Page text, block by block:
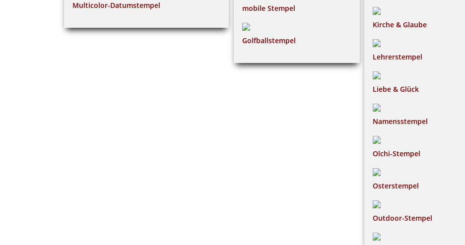
Multicolor-Datumstempel mobile Stempel
Golfballstempel
Kirche & Glaube
Lehrerstempel
Liebe & Glück
Namensstempel
Olchi-Stempel
Osterstempel
Outdoor-Stempel